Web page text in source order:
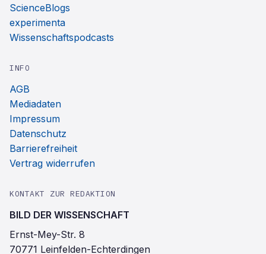
ScienceBlogs
experimenta
Wissenschaftspodcasts
INFO
AGB
Mediadaten
Impressum
Datenschutz
Barrierefreiheit
Vertrag widerrufen
KONTAKT ZUR REDAKTION
BILD DER WISSENSCHAFT
Ernst-Mey-Str. 8
70771 Leinfelden-Echterdingen